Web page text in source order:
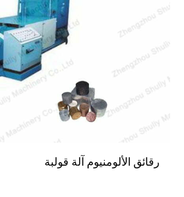
رقائق الألومنيوم آلة قولبة